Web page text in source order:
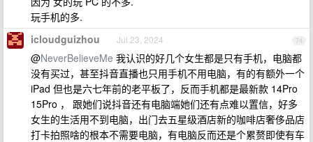
玩手机的多.
74
icloudguizhou Jul 23, 2024
@NeverBelieveMe 我认识的好几个女生都是只有手机，电脑都
没有买过，甚至抖音直播也只用手机不用电脑，有的有额外一个
iPad 但也是六七年前的老平板了，反而手机都是最新款 14Pro
15Pro ， 跟她们说抖音还有电脑端她们还有点难以置信，好多
女生的生活用不到电脑，出门去五星级酒店新的咖啡店奢侈品店
打卡拍照啥的根本不需要电脑，有电脑反而还是个累赘即使有车